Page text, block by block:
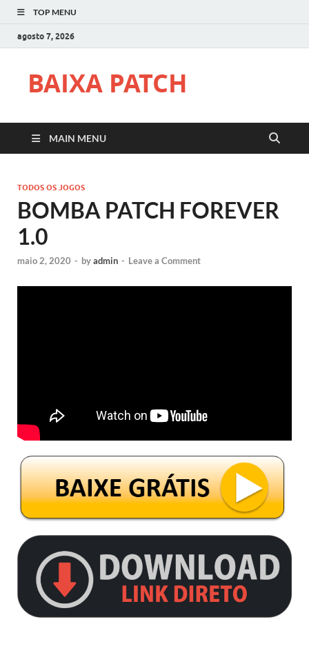
TOP MENU
agosto 7, 2026
BAIXA PATCH
MAIN MENU
TODOS OS JOGOS
BOMBA PATCH FOREVER
1.0
maio 2, 2020 - byadmin - Leave a Comment